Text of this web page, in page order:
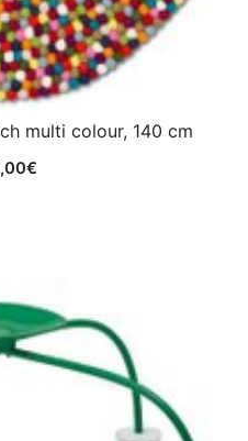
multi colour, 140 cm
€